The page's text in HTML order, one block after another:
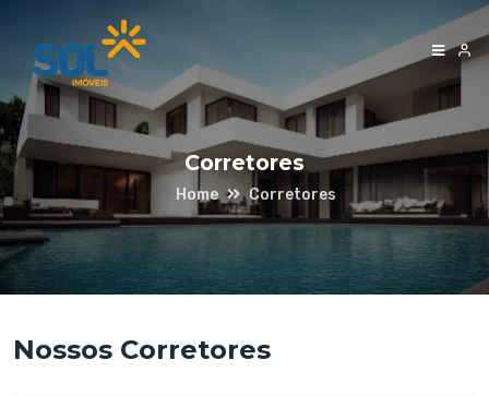
Corretores
Home Corretores
Nossos Corretores